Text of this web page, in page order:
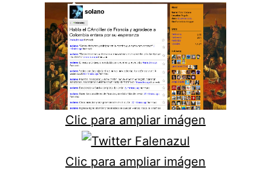
Clic para ampliar imágen
Clic para ampliar imágen